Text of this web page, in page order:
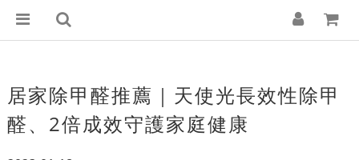
居家除甲醛推薦｜天使光長效性除甲
醛、2倍成效守護家庭健康